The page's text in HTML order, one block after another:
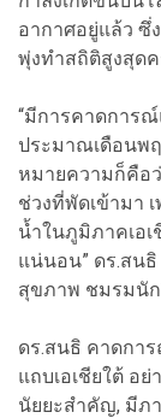
อากาศอยู่แล้ว ซึ่
พุ่งทำสถิติสูงสุด
“มีการคาดการณ์
ประมาณเดือนพฤ
หมายความก็คือ
ช่วงที่พัดเข้ามา
น้ำในภูมิภาคเอเ
แน่นอน” ดร.สน
สุขภาพ ชมรมนัก
ดร.สนธิ คาดกา
แถบเอเชียใต้ อ
นัยยะสำคัญ, มีภ